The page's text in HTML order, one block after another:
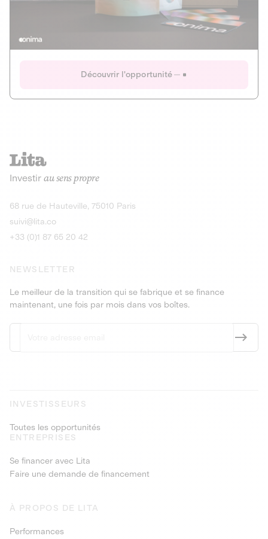
IR 50% JEIR
Découvrir l'opportunité
Ouverture imminente
Onima
CAPITAL INVESTISSEMENT MIEUX MANGER
AGRICULTURE ET ALIMENTATION
Actions
Gain potentiel
Découvrir l'opportunité
Investir au sens propre
68 rue de Hauteville, 75010 Paris
suivi@lita.co
+33 (0)1 87 65 20 42
NEWSLETTER
Le meilleur de la transition qui se fabrique et se finance
maintenant, une fois par mois dans vos boîtes.
INVESTISSEURS
Toutes les opportunités
ENTREPRISES
Se financer avec Lita
Faire une demande de financement
À PROPOS DE LITA
Performances